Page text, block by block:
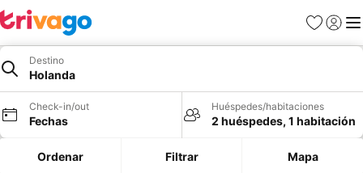
Favoritos
Iniciar
Destino
Holanda
Check-in/out
Fechas
Huéspedes/habitaciones
2 huéspedes, 1 habitación
Ordenar Filtrar Mapa